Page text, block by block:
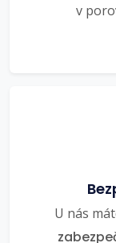
v
U nás